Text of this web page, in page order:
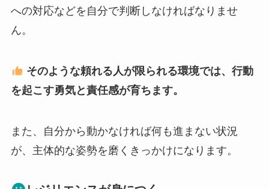
への対応などを自分で判断しなければなりませ
ん。
そのような頼れる人が限られる環境では、行動
を起こす勇気と責任感が育ちます。
また、自分から動かなければ何も進まない状況
が、主体的な姿勢を磨くきっかけになります。